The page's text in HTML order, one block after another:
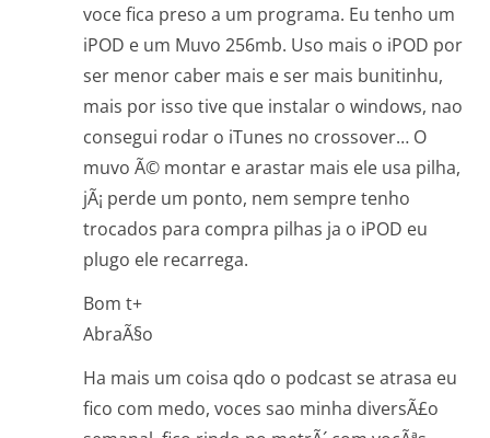
voce fica preso a um programa. Eu tenho um
iPOD e um Muvo 256mb. Uso mais o iPOD por
ser menor caber mais e ser mais bunitinhu,
mais por isso tive que instalar o windows, nao
consegui rodar o iTunes no crossover… O
muvo Ã© montar e arastar mais ele usa pilha,
jÃ¡ perde um ponto, nem sempre tenho
trocados para compra pilhas ja o iPOD eu
plugo ele recarrega.
Bom t+
AbraÃ§o
Ha mais um coisa qdo o podcast se atrasa eu
fico com medo, voces sao minha diversÃ£o